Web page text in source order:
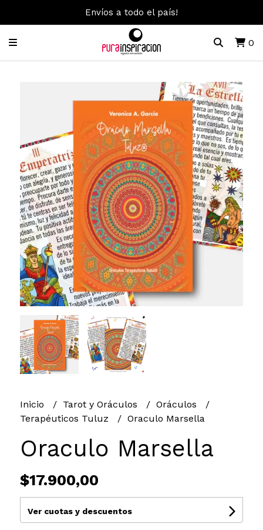
Envíos a todo el país!
0
Inicio Tarot y Oráculos
Oráculos
Terapéuticos Tuluz
Oraculo Marsella
Oraculo Marsella
$17.900,00
Ver cuotas y descuentos